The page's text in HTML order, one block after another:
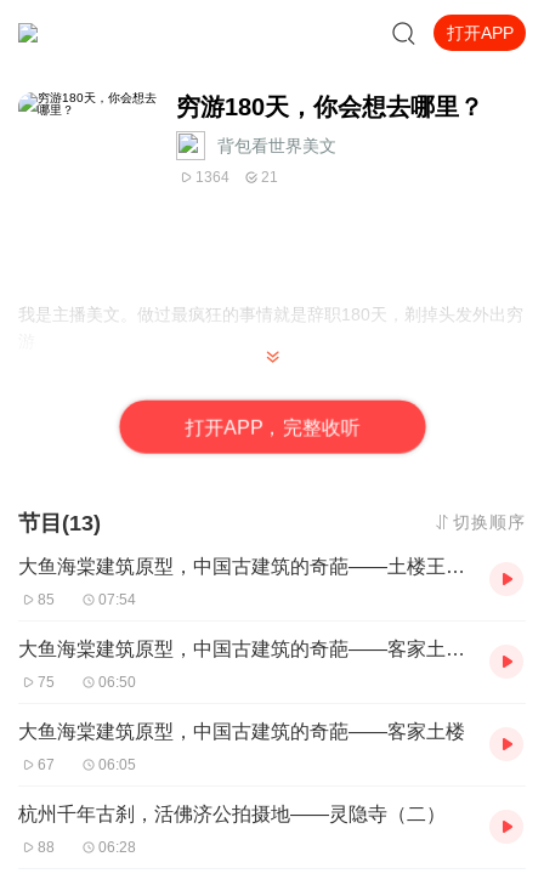
打开APP
穷游180天，你会想去哪里？
背包看世界美文
1364 21
我是主播美文。做过最疯狂的事情就是辞职180天，剃掉头发外出穷
做这个节目，美文是想把看到过、感受过的风景和大家分享
人在职场、心在旅行
每周末更新，欢迎大家订阅收听，欢迎大家在评论区留言互动，和
美文一起感受不一样的风景
打开APP，完整收听
节目(13) 切换顺序
大鱼海棠建筑原型，中国古建筑的奇葩——土楼王承启楼
85 07:54
大鱼海棠建筑原型，中国古建筑的奇葩——客家土楼（二）
75 06:50
大鱼海棠建筑原型，中国古建筑的奇葩——客家土楼
67 06:05
杭州千年古刹，活佛济公拍摄地——灵隐寺（二）
88 06:28